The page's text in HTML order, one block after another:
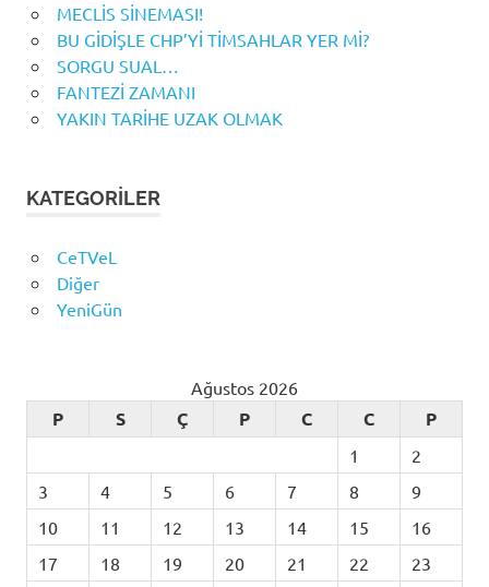
MECLİS SİNEMASI!
BU GİDİŞLE CHP’Yİ TİMSAHLAR YER Mİ?
SORGU SUAL…
FANTEZİ ZAMANI
YAKIN TARİHE UZAK OLMAK
KATEGORILER
CeTVeL
Diğer
YeniGün
Ağustos 2026
P S Ç P C C P
1
2
3
4 5 6 7 8
9
10
11 12 13 14 15
16
17
18 19 20 21 22
23